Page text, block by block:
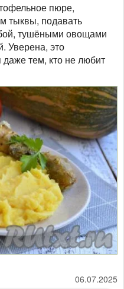
пюре,
тыквы, подавать
тушёными овощами
Уверена, это
тем, кто не любит
06.07.2025